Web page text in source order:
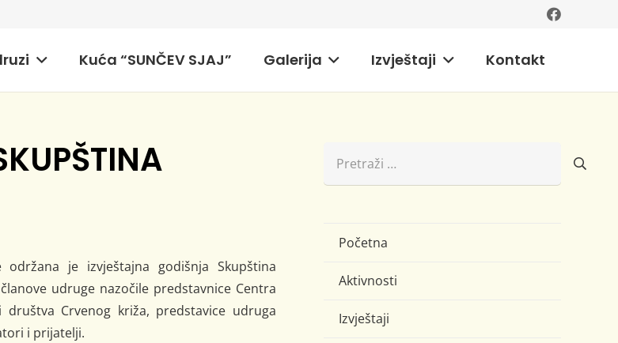
Kuća “SUNČEV SJAJ” Galerija Izvještaji Kontakt
je izvještajna godišnja Skupština
članove udruge nazočile predstavnice Centra
Crvenog križa, predstavice udruga
i prijatelji.
Početna
Aktivnosti
Izvještaji